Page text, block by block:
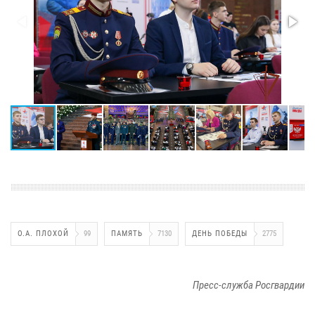
О.А. ПЛОХОЙ 99 ПАМЯТЬ 7130 ДЕНЬ ПОБЕДЫ 2775
Пресс-служба Росгвардии